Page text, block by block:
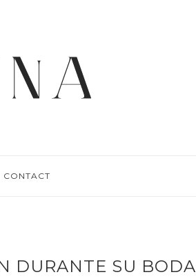
CONTACT
DURANTE SU BODA